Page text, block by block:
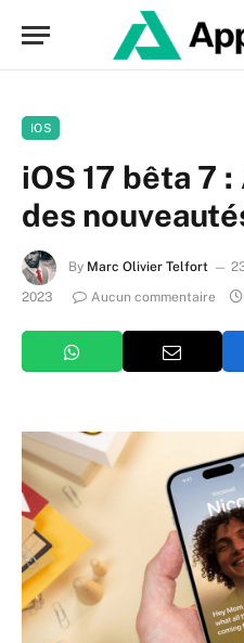
IOS
iOS 17 bêta 7
des
By Marc Olivier Telfort
2023
Aucun commentaire